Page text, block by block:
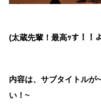
(太蔵先輩！最高ｯす！！
内容は、サブタイトルが
い！~